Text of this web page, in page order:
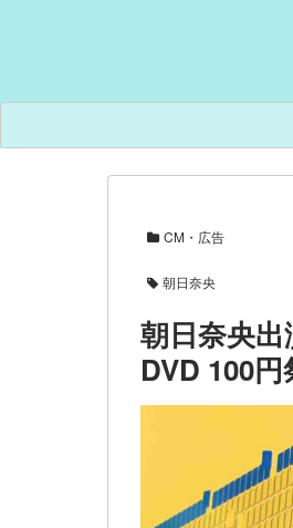
CM・広告
朝日奈央
朝日奈央
DVD 100